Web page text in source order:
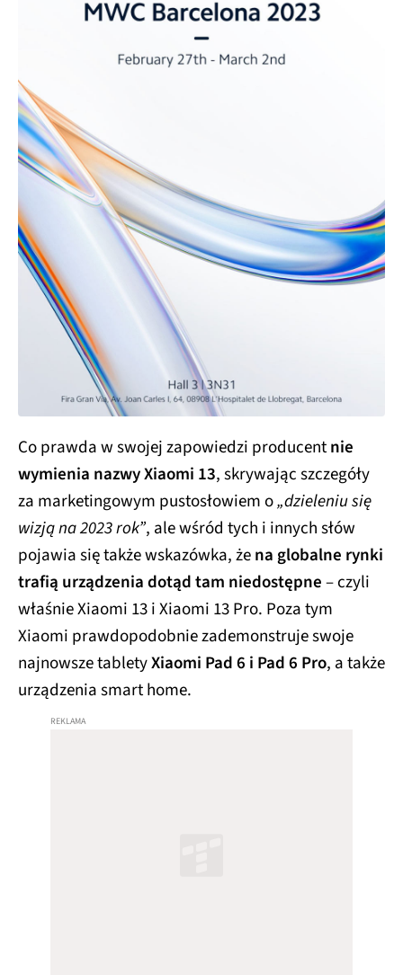
Co prawda w swojej zapowiedzi producentnie
wymienia nazwy Xiaomi 13, skrywając szczegóły
za marketingowym pustosłowiem o„dzieleniu się
wizją na 2023 rok”, ale wśród tych i innych słów
pojawia się także wskazówka, żena globalne rynki
trafią urządzenia dotąd tam niedostępne– czyli
właśnie Xiaomi 13 i Xiaomi 13 Pro. Poza tym
Xiaomi prawdopodobnie zademonstruje swoje
najnowsze tabletyXiaomi Pad 6 i Pad 6 Pro, a także
urządzenia smart home.